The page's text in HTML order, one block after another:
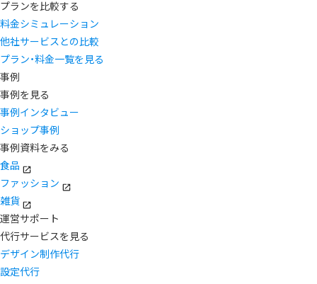
プランを比較する
料金シミュレーション
他社サービスとの比較
プラン・料金一覧を見る
事例
事例を見る
事例インタビュー
ショップ事例
事例資料をみる
食品
ファッション
雑貨
運営サポート
代行サービスを見る
デザイン制作代行
設定代行